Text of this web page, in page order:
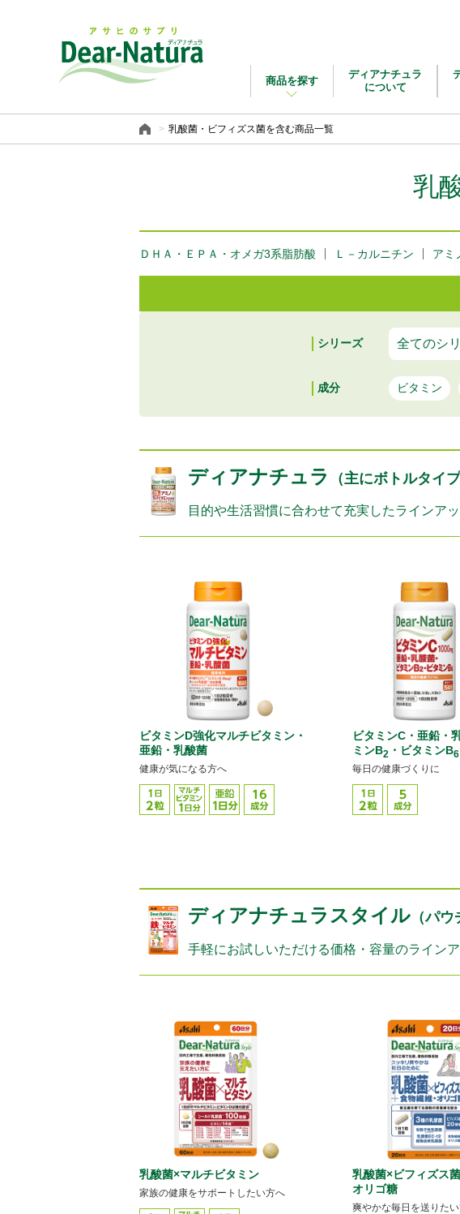
商品を探す
ディアナチュラ
について
乳酸菌・ビフィズス菌を含む商品一覧
乳
ＤＨＡ・ＥＰＡ・オメガ3系脂肪酸 Ｌ－カルニチン アミ
シリーズ
成分 ビタミン
ディアナチュラ （主にボトルタイプ
目的や生活習慣に合わせて充実したラインア
ビタミンD強化マルチビタミン・
亜鉛・乳酸菌
健康が気になる方へ
ビタミンC・亜鉛・
ミンB2 ・ビタミンB6
毎日の健康づくりに
ディアナチュラスタイル （パウ
手軽にお試しいただける価格・容量のライン
乳酸菌×マルチビタミン
家族の健康をサポートしたい方へ
乳酸菌×ビフィズス
オリゴ糖
爽やかな毎日を送りた